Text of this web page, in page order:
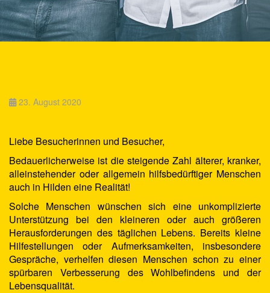
23. August 2020
Liebe Besucherinnen und Besucher,
Bedauerlicherweise ist die steigende Zahl älterer, kranker,
alleinstehender oder allgemein hilfsbedürftiger Menschen
auch in Hilden eine Realität!
Solche Menschen wünschen sich eine unkomplizierte
Unterstützung bei den kleineren oder auch größeren
Herausforderungen des täglichen Lebens. Bereits kleine
Hilfestellungen oder Aufmerksamkeiten, insbesondere
Gespräche, verhelfen diesen Menschen schon zu einer
spürbaren Verbesserung des Wohlbefindens und der
Lebensqualität.